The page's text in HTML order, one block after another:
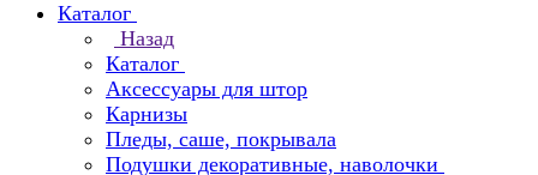
Каталог
Назад
Каталог
Аксессуары для штор
Карнизы
Пледы, саше, покрывала
Подушки декоративные, наволочки